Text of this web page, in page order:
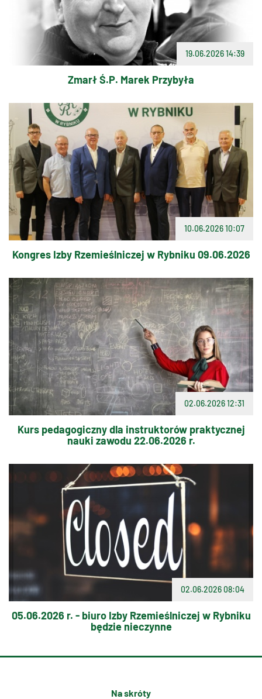
19.06.2026 14:39
Zmarł Ś.P. Marek Przybyła
10.06.2026 10:07
Kongres Izby Rzemieślniczej w Rybniku 09.06.2026
02.06.2026 12:31
Kurs pedagogiczny dla instruktorów praktycznej
nauki zawodu 22.06.2026 r.
02.06.2026 08:04
05.06.2026 r. - biuro Izby Rzemieślniczej w Rybniku
będzie nieczynne
Na skróty